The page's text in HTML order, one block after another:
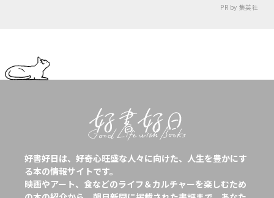
PR by 集英社
好書好日は、好奇心旺盛な人々に向けた、人生を豊かにす
る本の情報サイトです。
映画やアート、食などのライフ＆カルチャーを楽しむため